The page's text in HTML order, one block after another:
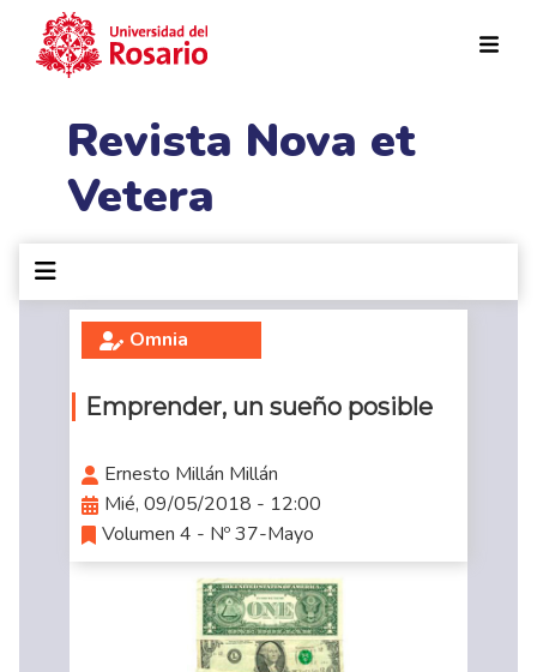
Revista Nova et
Vetera
Omnia
Emprender, un sueño posible
Ernesto Millán Millán
Mié, 09/05/2018 - 12:00
Volumen 4 - Nº 37-Mayo